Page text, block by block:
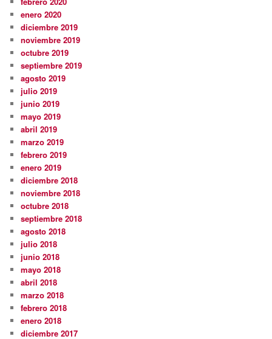
enero 2020
diciembre 2019
noviembre 2019
octubre 2019
septiembre 2019
agosto 2019
julio 2019
junio 2019
mayo 2019
abril 2019
marzo 2019
febrero 2019
enero 2019
diciembre 2018
noviembre 2018
octubre 2018
septiembre 2018
agosto 2018
julio 2018
junio 2018
mayo 2018
abril 2018
marzo 2018
febrero 2018
enero 2018
diciembre 2017